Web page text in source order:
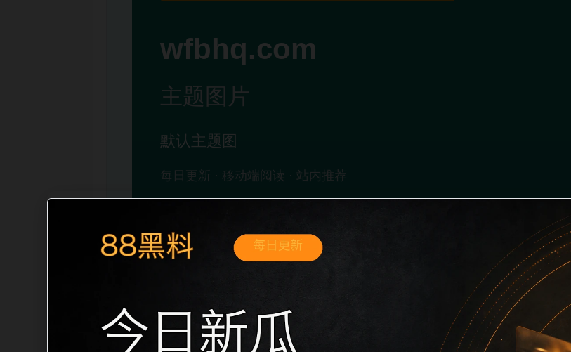
娱乐圈撕逼吃瓜事件网红热点移动端专题入口4面向移动端用户的连续浏览场景整理，核心围
开。页面先给出清晰主题，再把相关入口、同类推荐和上下文说明放在同一层级，减少用户